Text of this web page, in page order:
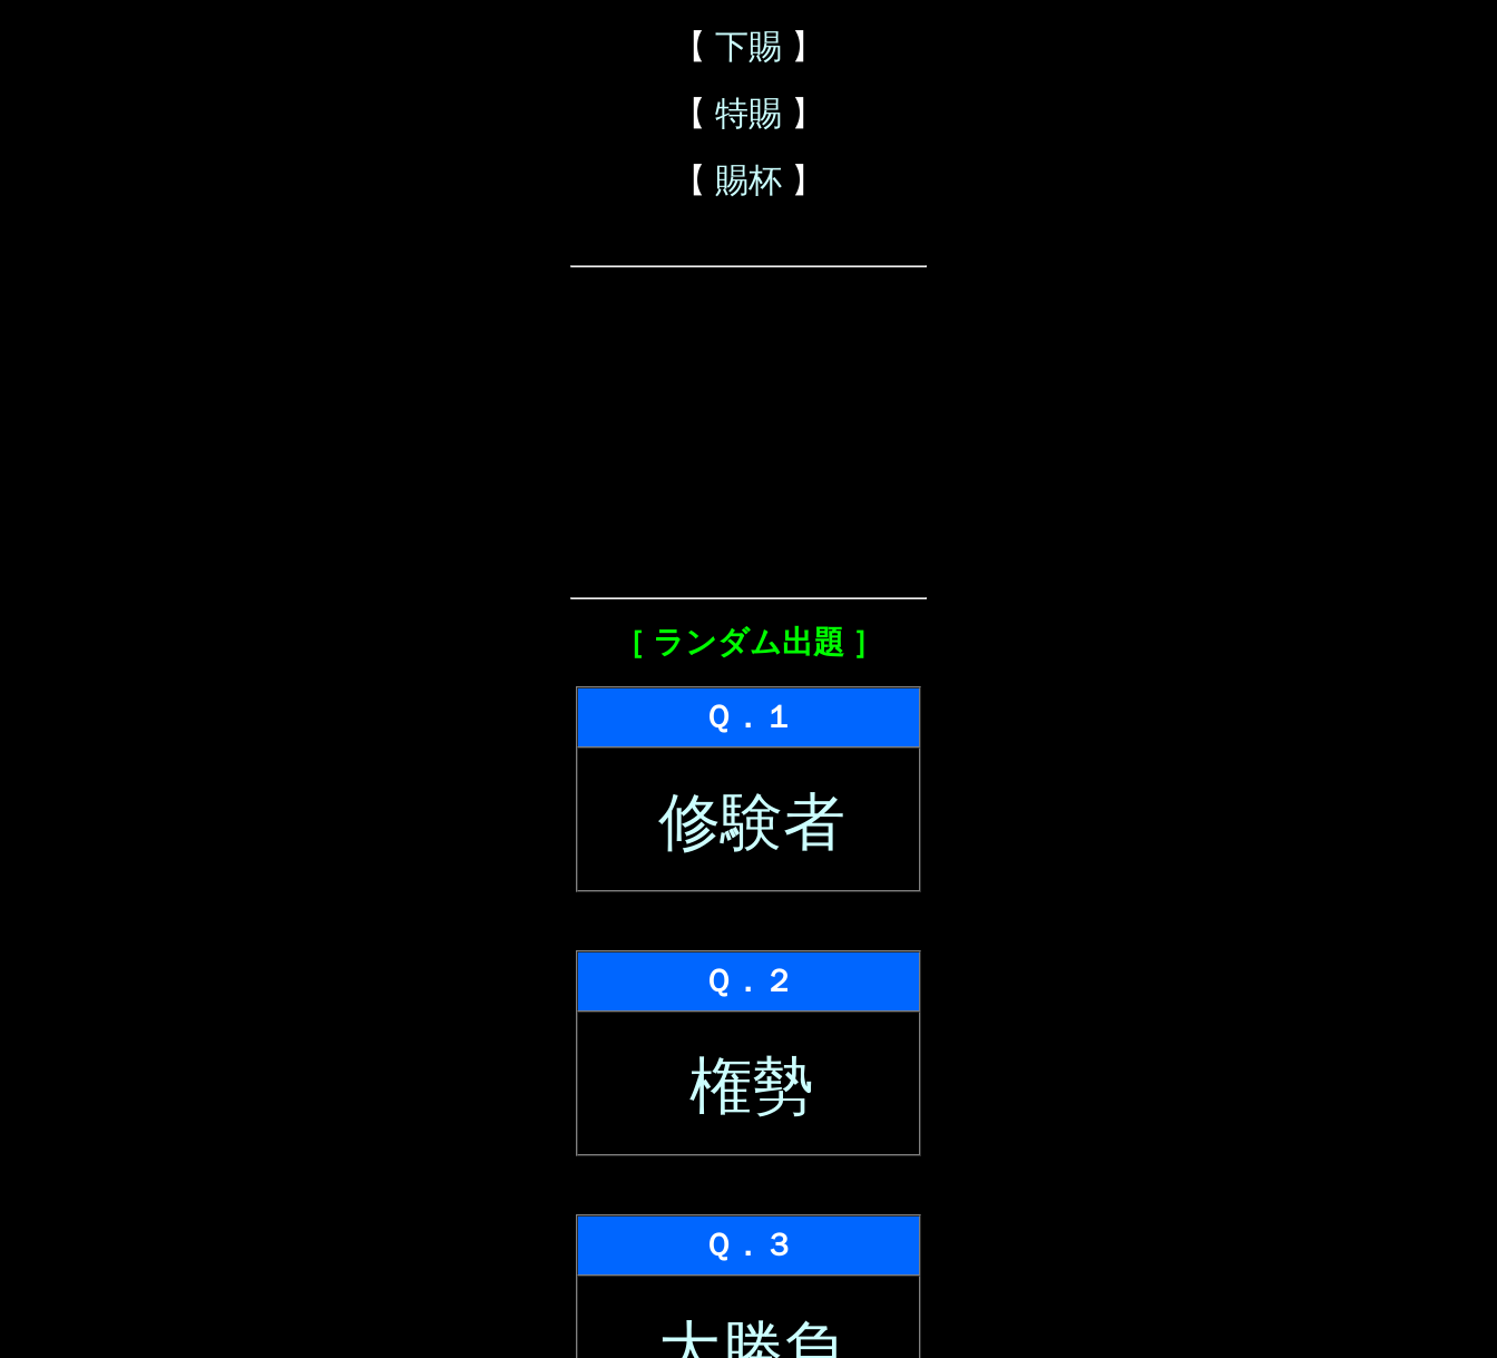
【 下賜 】
【 特賜 】
【 賜杯 】
［ ランダム出題 ］
Ｑ．１
修験者
Ｑ．２
権勢
Ｑ．３